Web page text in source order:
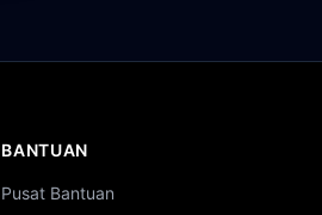
BANTUAN
Pusat Bantuan